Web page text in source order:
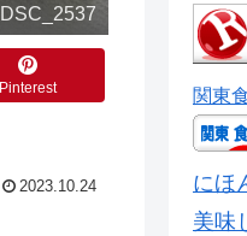
DSC_2537
Pinterest
2023.10.24
関東
にほ
美味